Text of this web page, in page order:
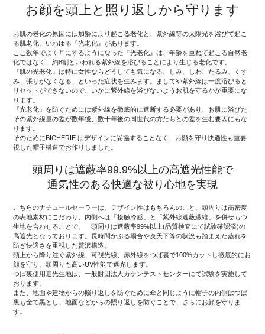
お顔を頭上と照り返しから守ります
お肌の老化の原因には加齢により起こる老化と、紫外線等の太陽光を浴びて起こ
る肌老化、いわゆる『光老化』があります。
ここ数年でよく耳にするようになった『光老化』は、年齢を重ねて起こる自然老
化ではなく、約8割といわれる紫外線を浴びることにより生じる老化です。
『肌の光老化』は特に女性ならどうしても気になる、しみ、しわ、たるみ、くす
み、張りがなくなる、といった症状を生みます。ましてや紫外線は一度浴びると
リセットができないので、いかに紫外線を浴びないようお肌を守るかが重要にな
ります。
『光老化』を防ぐためには紫外線を徹底的に遮断する必要があり、お肌に浴びた
その紫外線量の差が数年後、数十年後の同世代の方たちとの差を生む要因にもな
ります。
そのためにBICHERIE.はデザインに妥協することなく、お顔を守り快適性も重要
視した帽子構造でお作りしました。
頭周りは遮蔽率99.9%以上の高遮光性能で
通気性のある快適な被り心地を実現
こちらのナチュールセーラーは、デザイン性はもちろんのこと、頭周りは高密度
の表地素材にこだわり、内側へは「接触冷感」と「紫外線遮蔽繊維」を併せもつ
生地を合わせることで、 頭周りは遮蔽率99%以上(品質検査にて試験確認済)の
高遮光となっております。長時間かぶる場合や炎天下等の状況も踏まえた蒸れを
防ぎ快適さを重視した贅沢構造。
頭上から降り注ぐ紫外線、可視光線、赤外線をつば裏で100%カットし徹底的にお
顔を守り、頭周りも高いUV性能で遮光します。
つば裏使用遮光生地は、一般財団法人カケンテストセンターにて試験を実施して
おります。
また、地面や建物からの照り返しを防ぐために傘と同じように帽子の内側はつば
裏も全て黒とし、地面などからの照り返しを防ぐことで、さらにお顔を守りま
す。